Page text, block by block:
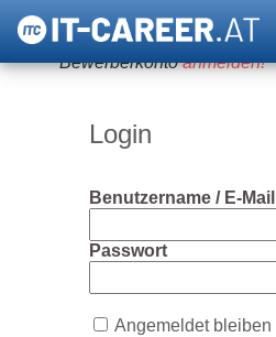
Um diese Funktion nutzen
Bewerberkontoanmelden!
Login
Benutzername / E-Mail
Passwort
Angemeldet bleiben